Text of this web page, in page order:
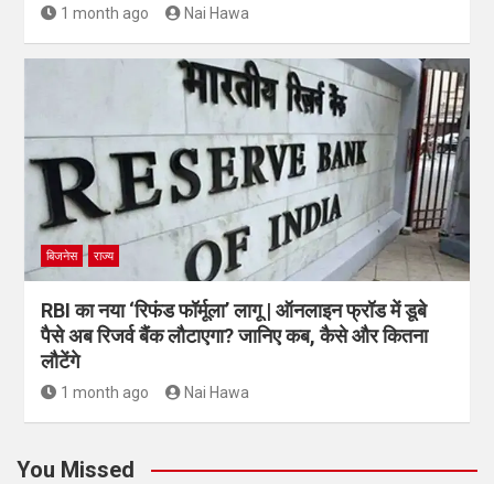
1 month ago Nai Hawa
बिजनेस राज्य
RBI का नया ‘रिफंड फॉर्मूला’ लागू | ऑनलाइन फ्रॉड में डूबे
पैसे अब रिजर्व बैंक लौटाएगा? जानिए कब, कैसे और कितना
लौटेंगे
1 month ago Nai Hawa
You Missed